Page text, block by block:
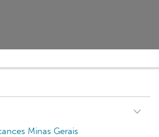
Minas Gerais